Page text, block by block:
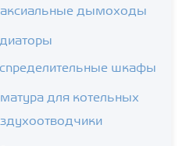
дымоходы
шкафы
для котельных